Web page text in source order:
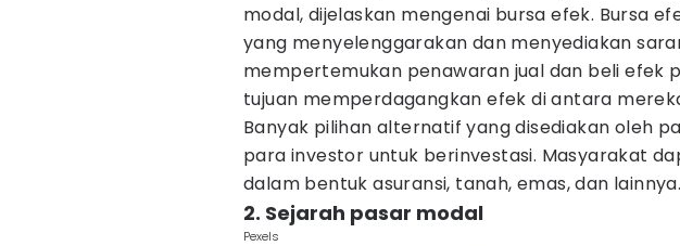
modal, dijelaskan mengenai bursa efek. Bursa
yang menyelenggarakan dan menyediakan
mempertemukan penawaran jual dan beli efek
tujuan memperdagangkan efek di antara
Banyak pilihan alternatif yang disediakan oleh
para investor untuk berinvestasi. Masyarakat
dalam bentuk asuransi, tanah, emas, dan lainnya.
2. Sejarah pasar modal
Pexels